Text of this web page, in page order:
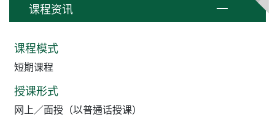
课程资讯
课程模式
短期课程
授课形式
网上／面授（以普通话授课）